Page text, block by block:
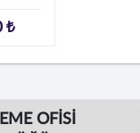
₺
OFİSİ